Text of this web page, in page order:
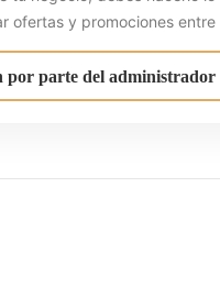
ofertas y promociones entre
por parte del administrador